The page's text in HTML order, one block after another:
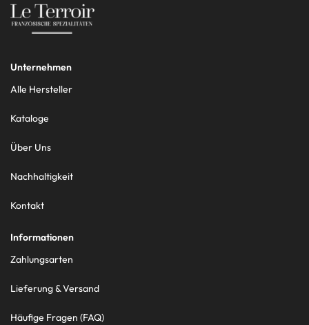
Unternehmen
Alle Hersteller
Kataloge
Über Uns
Nachhaltigkeit
Kontakt
Informationen
Zahlungsarten
Lieferung & Versand
Häufige Fragen (FAQ)